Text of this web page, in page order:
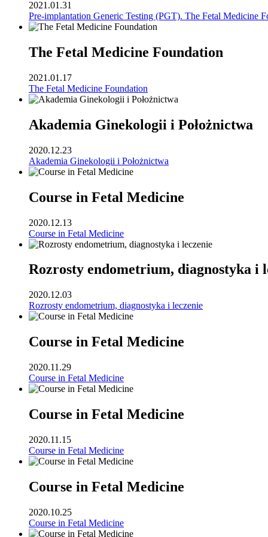
2021.01.31
Pre-implantation Generic Testing (PGT). The Fetal Medicine
The Fetal Medicine Foundation
2021.01.17
The Fetal Medicine Foundation
Akademia Ginekologii i Położnictwa
2020.12.23
Akademia Ginekologii i Położnictwa
Course in Fetal Medicine
2020.12.13
Course in Fetal Medicine
Rozrosty endometrium, diagnostyka i
2020.12.03
Rozrosty endometrium, diagnostyka i leczenie
Course in Fetal Medicine
2020.11.29
Course in Fetal Medicine
Course in Fetal Medicine
2020.11.15
Course in Fetal Medicine
Course in Fetal Medicine
2020.10.25
Course in Fetal Medicine